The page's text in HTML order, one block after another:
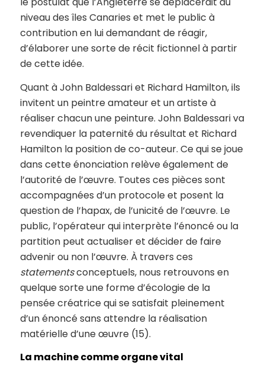
niveau des îles Canaries et met le public à
contribution en lui demandant de réagir,
d’élaborer une sorte de récit fictionnel à partir
de cette idée.
Quant à John Baldessari et Richard Hamilton, ils
invitent un peintre amateur et un artiste à
réaliser chacun une peinture. John Baldessari va
revendiquer la paternité du résultat et Richard
Hamilton la position de co-auteur. Ce qui se joue
dans cette énonciation relève également de
l’autorité de l’œuvre. Toutes ces pièces sont
accompagnées d’un protocole et posent la
question de l’hapax, de l’unicité de l’œuvre. Le
public, l’opérateur qui interprète l’énoncé ou la
partition peut actualiser et décider de faire
advenir ou non l’œuvre. À travers ces
statementsconceptuels, nous retrouvons en
quelque sorte une forme d’écologie de la
pensée créatrice qui se satisfait pleinement
d’un énoncé sans attendre la réalisation
matérielle d’une œuvre (15).
La machine comme organe vital